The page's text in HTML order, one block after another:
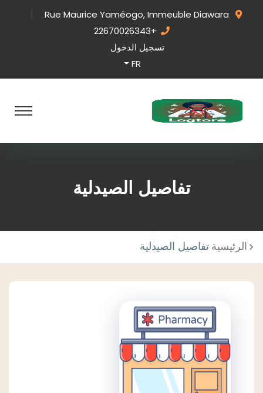
Rue Maurice Yaméogo, Immeuble Diawara
+22670026343
تسجيل الدخول
FR
تفاصيل الصيدلية
الرئيسية تفاصيل الصيدلية